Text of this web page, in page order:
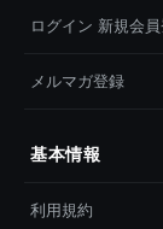
ログイン 新規会
メルマガ登録
基本情報
利用規約